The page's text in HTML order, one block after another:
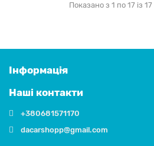
Показано з 1 по 17 із
Інформація
Наші контакти
+380681571170
dacarshopp@gmail.com